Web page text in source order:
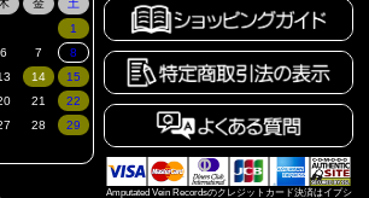
Amputated Vein Recordsのクレジットカード決済はイプシ